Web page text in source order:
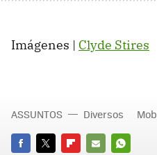
Imágenes | Clyde Stires
ASSUNTOS Diversos